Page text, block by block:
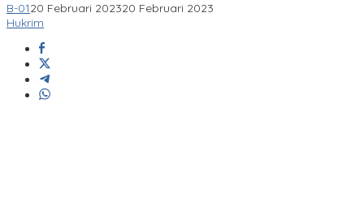
B-0120 Februari 202320 Februari 2023
Hukrim